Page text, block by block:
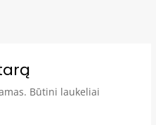
Būtini laukeliai